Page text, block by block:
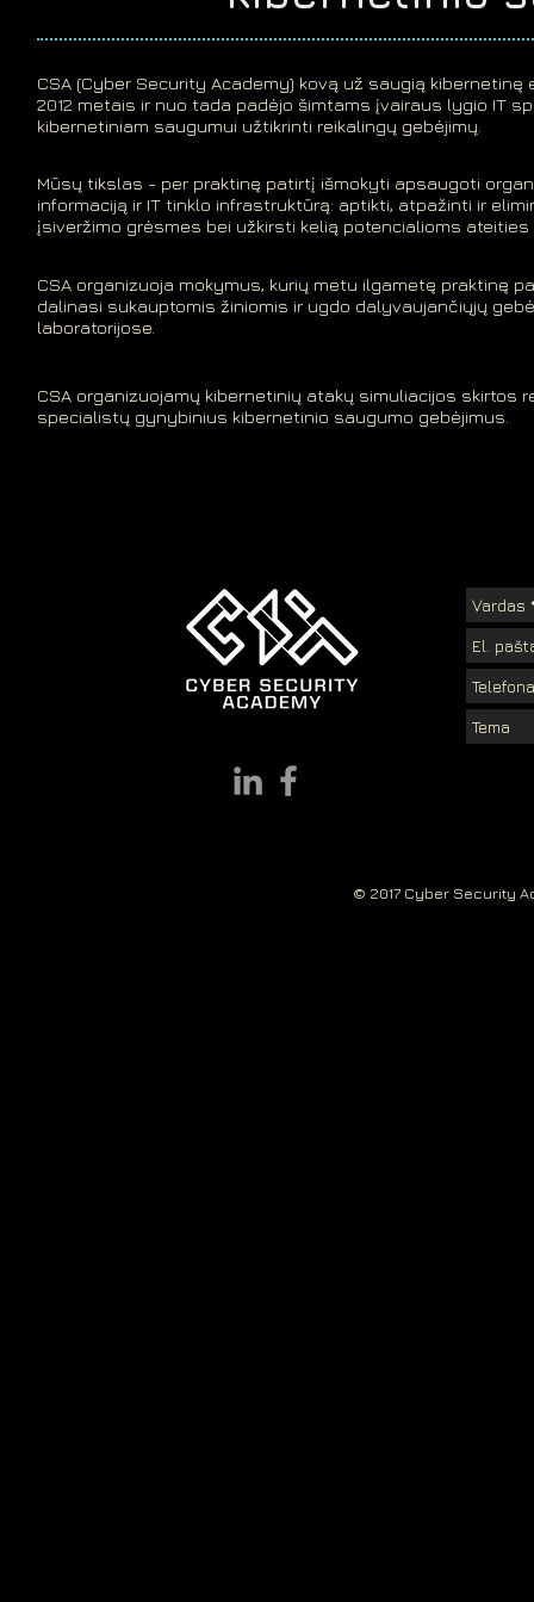
CSA (Cyber Security Academy) kovą už saugią kibernetinę
2012 metais ir nuo tada padėjo šimtams įvairaus lygio IT
kibernetiniam saugumui užtikrinti reikalingų gebėjimų.
Mūsų tikslas - per praktinę patirtį išmokyti apsaugoti
informaciją ir IT tinklo infrastruktūrą: aptikti, atpažinti ir
įsiveržimo grėsmes bei užkirsti kelią potencialioms
CSA organizuoja mokymus, kurių metu ilgametę praktinę
dalinasi sukauptomis žiniomis ir ugdo dalyvaujančiųjų
laboratorijose.
CSA organizuojamų kibernetinių atakų simuliacijos skirtos
specialistų gynybinius kibernetinio saugumo gebėjimus.
© 2017 Cyber Security